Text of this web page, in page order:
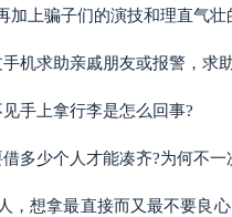
加上骗子们的演技和理直气
机求助亲戚朋友或报警，求
手上拿行李是怎么回事?
多少个人才能凑齐?为何不一
，想拿最直接而又最不要良